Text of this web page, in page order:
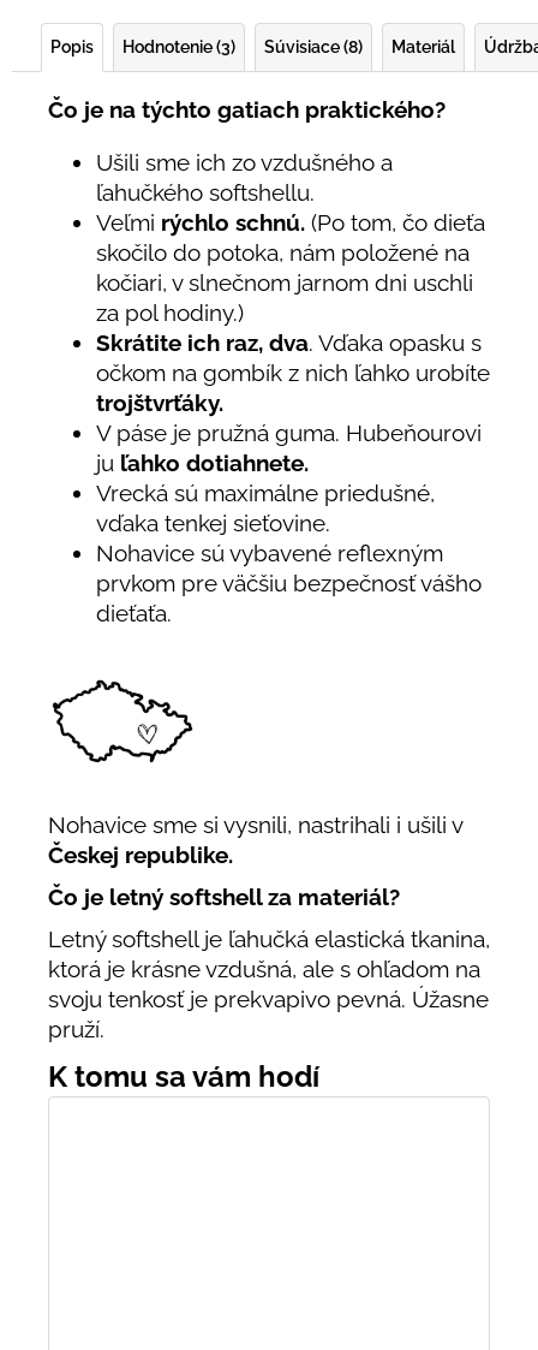
Popis Hodnotenie (3) Súvisiace (8) Materiál
Čo je na týchto gatiach praktického?
Ušili sme ich zo vzdušného a
ľahučkého softshellu.
Veľmi rýchlo schnú. (Po tom, čo dieťa
skočilo do potoka, nám položené na
kočiari, v slnečnom jarnom dni uschli
za pol hodiny.)
Skrátite ich raz, dva. Vďaka opasku s
očkom na gombík z nich ľahko urobíte
trojštvrťáky.
V páse je pružná guma. Hubeňourovi
ju ľahko dotiahnete.
Vrecká sú maximálne priedušné,
vďaka tenkej sieťovine.
Nohavice sú vybavené reflexným
prvkom pre väčšiu bezpečnosť vášho
dieťaťa.
Nohavice sme si vysnili, nastrihali i ušili v
Českej republike.
Čo je letný softshell za materiál?
Letný softshell je ľahučká elastická tkanina,
ktorá je krásne vzdušná, ale s ohľadom na
svoju tenkosť je prekvapivo pevná. Úžasne
pruží.